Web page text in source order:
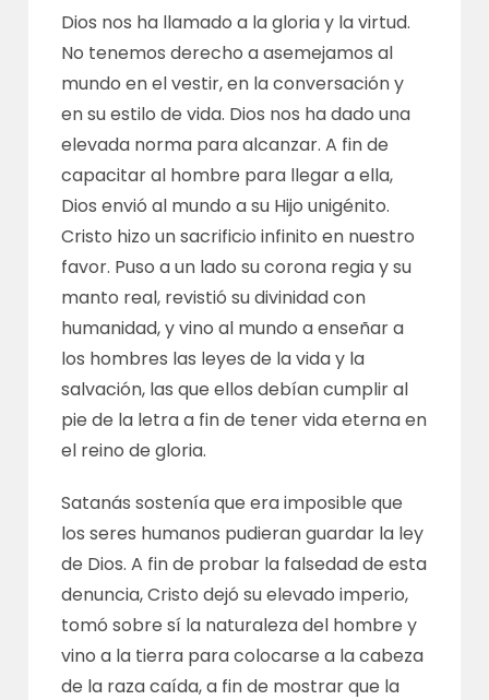
Dios nos ha llamado a la gloria y la virtud.
No tenemos derecho a asemejamos al
mundo en el vestir, en la conversación y
en su estilo de vida. Dios nos ha dado una
elevada norma para alcanzar. A fin de
capacitar al hombre para llegar a ella,
Dios envió al mundo a su Hijo unigénito.
Cristo hizo un sacrificio infinito en nuestro
favor. Puso a un lado su corona regia y su
manto real, revistió su divinidad con
humanidad, y vino al mundo a enseñar a
los hombres las leyes de la vida y la
salvación, las que ellos debían cumplir al
pie de la letra a fin de tener vida eterna en
el reino de gloria.
Satanás sostenía que era imposible que
los seres humanos pudieran guardar la ley
de Dios. A fin de probar la falsedad de esta
denuncia, Cristo dejó su elevado imperio,
tomó sobre sí la naturaleza del hombre y
vino a la tierra para colocarse a la cabeza
de la raza caída, a fin de mostrar que la